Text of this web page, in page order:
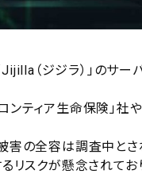
（ジジラ）」のサー
ティア生命保険」社や
害の全容は調査中とさ
リスクが懸念されてお